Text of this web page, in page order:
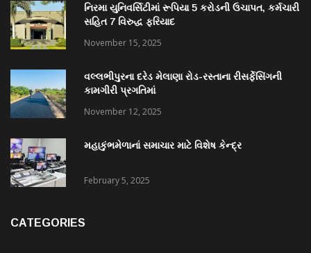
નિરમા યુનિવર્સિટીમાં રૂપિયા 5 કરોડની ઉચાપત, કર્મચારી
સહિત 7 વિરુદ્ધ ફરિયાદ
November 15, 2025
વલ્લભીપુરના દરેડ મેલાણા રોડ-રસ્તાના રીસર્ફેસિંગની
કામગીરી પ્રગતિમાં
November 12, 2025
મહાકુંભમેળાનાં સમાચાર માટે વિશેષ કેન્દ્ર
February 5, 2025
CATEGORIES